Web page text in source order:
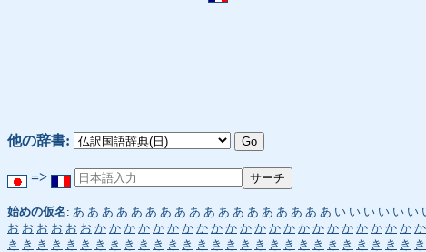
他の辞書:
=>
始めの仮名: あ あ あ あ あ あ あ あ あ あ あ あ あ あ あ あ あ あ い い い い い い
お お お お お お か か か か か か か か か か か か か か か か か か か か か か か
き き き き き き き き き き き き き き き き き き き き き き き き き き き き き